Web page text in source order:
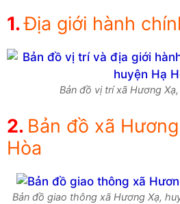
Địa giới hành
Bản đồ vị trí xã Hương
Bản đồ xã
Hòa
Bản đồ giao thông xã Hương Xạ,